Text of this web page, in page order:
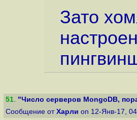
Зато
51. "Число серверов MongoDB,
Сообщение от Харли on 12-Янв-17,